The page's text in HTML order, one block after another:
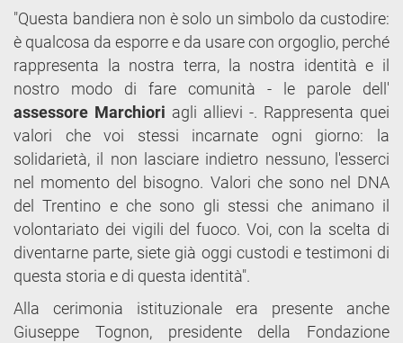
"Questa bandiera non è solo un simbolo da custodire:
è qualcosa da esporre e da usare con orgoglio, perché
rappresenta la nostra terra, la nostra identità e il
nostro modo di fare comunità - le parole dell'
assessore Marchiori agli allievi -. Rappresenta quei
valori che voi stessi incarnate ogni giorno: la
solidarietà, il non lasciare indietro nessuno, l'esserci
nel momento del bisogno. Valori che sono nel DNA
del Trentino e che sono gli stessi che animano il
volontariato dei vigili del fuoco. Voi, con la scelta di
diventarne parte, siete già oggi custodi e testimoni di
questa storia e di questa identità".
Alla cerimonia istituzionale era presente anche
Giuseppe Tognon, presidente della Fondazione